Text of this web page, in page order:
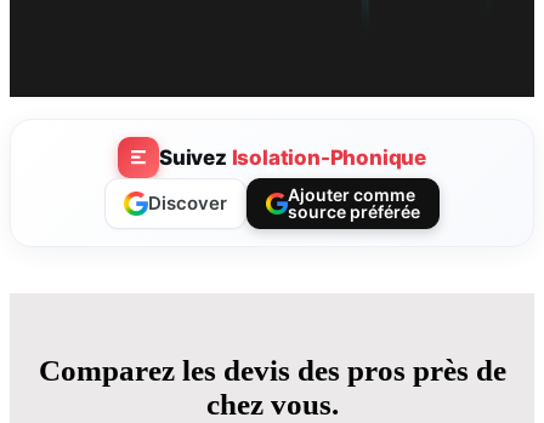
Suivez Isolation-Phonique
Discover
Ajouter comme
source préférée
Comparez les devis des pros près de
chez vous.